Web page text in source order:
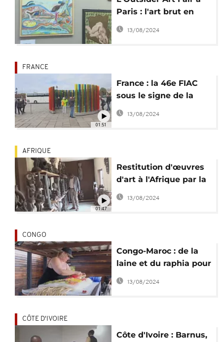
Paris : l'art brut en
vedette
13/08/2024
01:51
FRANCE
France : la 46e FIAC
sous le signe de la
''diversité'' et des
défis de la planète
13/08/2024
01:47
AFRIQUE
Restitution d'œuvres
d'art à l'Afrique par la
France, le Bénin s'en
félicite
13/08/2024
CONGO
Congo-Maroc : de la
laine et du raphia pour
tisser des liens entre
13/08/2024
CÔTE D'IVOIRE
Côte d'Ivoire : Barnus,